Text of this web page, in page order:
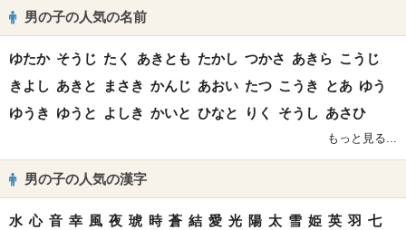
男の子の人気の名前
ゆたか そうじ たく あきとも たかし つかさ あきら こうじ
きよし あきと まさき かんじ あおい たつ こうき とあ ゆう
ゆうき ゆうと よしき かいと ひなと りく そうし あさひ
もっと見る...
男の子の人気の漢字
水 心 音 幸 風 夜 琥 時 蒼 結 愛 光 陽 太 雪 姫 英 羽 七